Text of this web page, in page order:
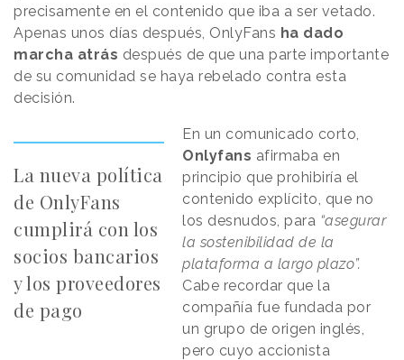
precisamente en el contenido que iba a ser vetado.
Apenas unos días después, OnlyFans ha dado
marcha atrás después de que una parte importante
de su comunidad se haya rebelado contra esta
decisión.
La nueva política
de OnlyFans
cumplirá con los
socios bancarios
y los proveedores
de pago
En un comunicado corto,
Onlyfans afirmaba en
principio que prohibiría el
contenido explícito, que no
los desnudos, para “asegurar
la sostenibilidad de la
plataforma a largo plazo”.
Cabe recordar que la
compañía fue fundada por
un grupo de origen inglés,
pero cuyo accionista